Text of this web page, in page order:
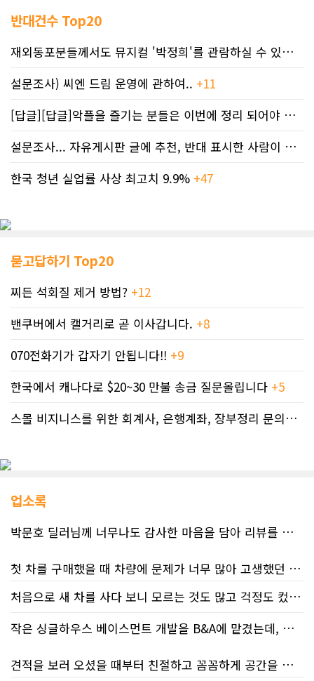
반대건수 Top20
재외동포분들께서도 뮤지컬 '박정희'를 관람하실 수 있도록 노력하겠습니..
설문조사) 씨엔 드림 운영에 관하여.. +11
[답글][답글]악플을 즐기는 분들은 이번에 정리 되어야 합니다.
설문조사... 자유게시판 글에 추천, 반대 표시한 사람이 누구인지 명단..
한국 청년 실업률 사상 최고치 9.9% +47
묻고답하기 Top20
찌든 석회질 제거 방법? +12
밴쿠버에서 캘거리로 곧 이사갑니다. +8
070전화기가 갑자기 안됩니다!! +9
한국에서 캐나다로 $20~30 만불 송금 질문올립니다 +5
스몰 비지니스를 위한 회계사, 은행계좌, 장부정리 문의드립니다.
업소록
박문호 딜러님께 너무나도 감사한 마음을 담아 리뷰를 남깁니다.
첫 차를 구매했을 때 차량에 문제가 너무 많아 고생했던 경험이 있어서, 이번에는 정말 신중하게 고민하고 꼼꼼하게 알아본 후 차를 구매하고 싶었습니다. 그러던 중 사우스포인트의 박문호 딜러님을 만나면서 그동안의 고민이 모두 해결되었습니다.
처음 차량을 선택하는 과정부터 저에게 맞는 차량을 추천해 주셨고, 그 차량의 장단점과 다양한 기능까지 하나하나 자세하게 설명해 주셔서 큰 도움이 되었습니다. 원래는 새 차를 받기까지 4~5개월 정도 기다려야 한다고 들었는데, 딜러님의 노력 덕분에 한 달 만에 차량을 받을 수 있었습니다. 처음으로 새 차를 사다 보니 모르는 것도 많고 걱정도 컸는데 박문호 딜러님 덕분에 전 과정이 너무나 편안하고 만족스러웠습니다! 상담하는 내내 꼼꼼하게 설명해 주신 것은 물론, 복잡한 서류 절차와 차량 옵션 체크까지 세심하게 챙겨주셔서 마음이 정말 든든했습니다. 차량 출고 날에도 긴 시간 할애해 가며 기능을 친절하게 하나하나 설명해 주셔서 큰 도움이 되었는데요, 특히 정비사 출신이셔서 그런지 디테일한 부분까지 전문적으로 말씀해 주셔서 신뢰가 팍팍 갔습니다 ?? 다른분 리뷰에도 있지만 마지막에 "진짜 서비스는 이제부터 시작"이라는 진심어린 말씀에는 깊은 감동을 받았습니다. 앞으로 주변에 차 구매하려는 분이 있다면 무조건 박문호 딜러님 강력 추천입니다! 신경 써주셔서 진심으로 감사드리며, 늘 건강하시고 번창하시길 바랍니다 :)
작은 싱글하우스 베이스먼트 개발을 B&A에 맡겼는데, 처음부터 끝까지 정말 만족스러운 경험이었습니다.
견적을 보러 오셨을 때부터 친절하고 꼼꼼하게 공간을 확인해 주셨고, 여러 옵션이 포함된 견적 금액도 다른 업체들과 비교했을 때 매우 합리적이었습니다.